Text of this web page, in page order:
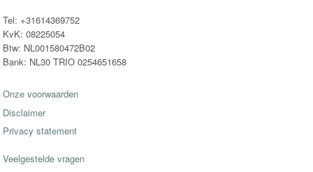
Tel: +31614369752
KvK: 08225054
Btw: NL001580472B02
Bank: NL30 TRIO 0254651658
Onze voorwaarden
Disclaimer
Privacy statement
Veelgestelde vragen